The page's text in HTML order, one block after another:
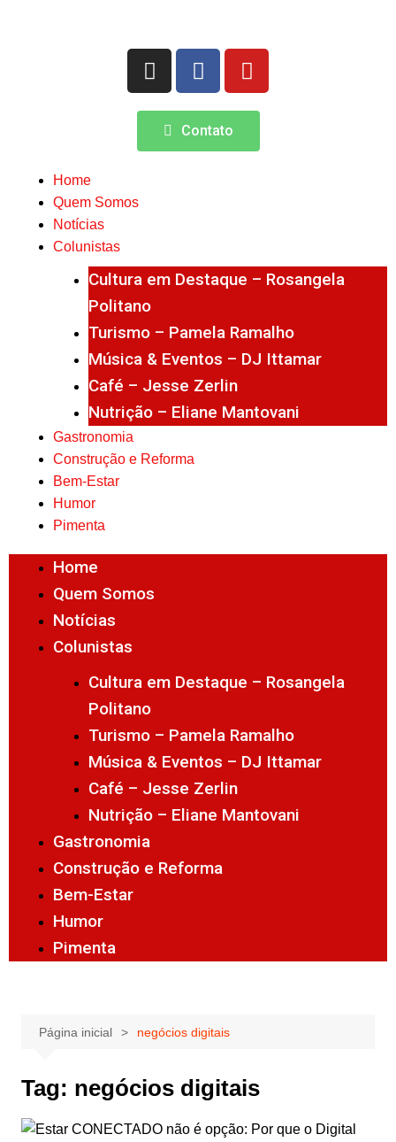
Contato
Home
Quem Somos
Notícias
Colunistas
Cultura em Destaque – Rosangela
Politano
Turismo – Pamela Ramalho
Música & Eventos – DJ Ittamar
Café – Jesse Zerlin
Nutrição – Eliane Mantovani
Gastronomia
Construção e Reforma
Bem-Estar
Humor
Pimenta
Home
Quem Somos
Notícias
Colunistas
Cultura em Destaque – Rosangela
Politano
Turismo – Pamela Ramalho
Música & Eventos – DJ Ittamar
Café – Jesse Zerlin
Nutrição – Eliane Mantovani
Gastronomia
Construção e Reforma
Bem-Estar
Humor
Pimenta
Página inicial negócios digitais
Tag: negócios digitais